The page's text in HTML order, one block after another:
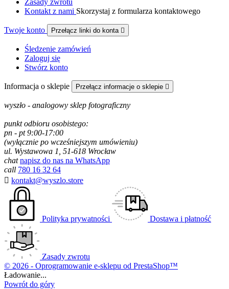
Kontakt z nami Skorzystaj z formularza kontaktowego
Twoje konto Przełącz linki do konta 
Śledzenie zamówień
Zaloguj się
Stwórz konto
Informacja o sklepie Przełącz informacje o sklepie 
wyszło - analogowy sklep fotograficzny
punkt odbioru osobistego:
pn - pt 9:00-17:00
(wyłącznie po wcześniejszym umówieniu)
ul. Wystawowa 1, 51-618 Wrocław
chat napisz do nas na WhatsApp
call 780 16 32 64
 kontakt@wyszlo.store
Polityka prywatności Dostawa i płatność
Zasady zwrotu
© 2026 - Oprogramowanie e-sklepu od PrestaShop™
Ładowanie...
Powrót do góry